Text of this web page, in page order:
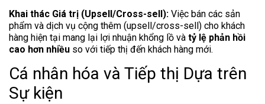
Khai thác Giá trị (Upsell/Cross-sell): Việc bán các sản
phẩm và dịch vụ cộng thêm (upsell/cross-sell) cho khách
hàng hiện tại mang lại lợi nhuận khổng lồ và tỷ lệ phản hồi
cao hơn nhiều so với tiếp thị đến khách hàng mới.
Cá nhân hóa và Tiếp thị Dựa trên
Sự kiện